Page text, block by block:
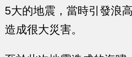
5大的地震，當時引發浪
造成很大災害。